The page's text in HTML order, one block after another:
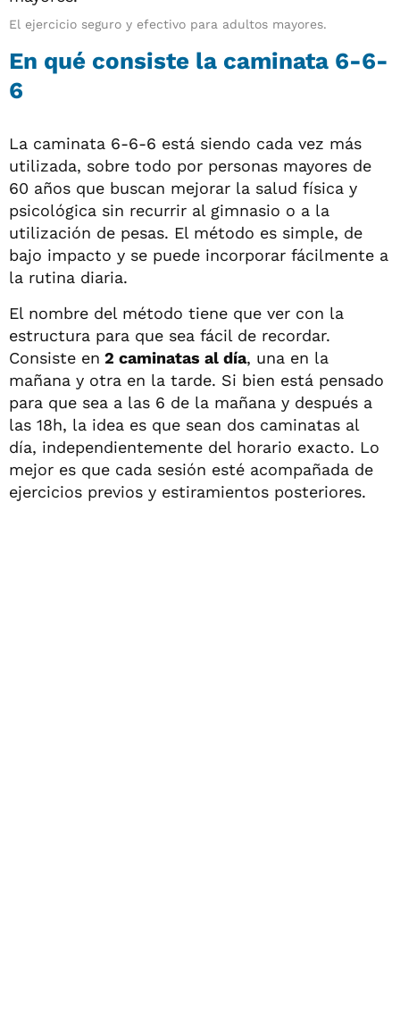
El ejercicio seguro y efectivo para adultos mayores.
En qué consiste la caminata 6-6-
6
La caminata 6-6-6 está siendo cada vez más
utilizada, sobre todo por personas mayores de
60 años que buscan mejorar la salud física y
psicológica sin recurrir al gimnasio o a la
utilización de pesas. El método es simple, de
bajo impacto y se puede incorporar fácilmente a
la rutina diaria.
El nombre del método tiene que ver con la
estructura para que sea fácil de recordar.
Consiste en 2 caminatas al día, una en la
mañana y otra en la tarde. Si bien está pensado
para que sea a las 6 de la mañana y después a
las 18h, la idea es que sean dos caminatas al
día, independientemente del horario exacto. Lo
mejor es que cada sesión esté acompañada de
ejercicios previos y estiramientos posteriores.